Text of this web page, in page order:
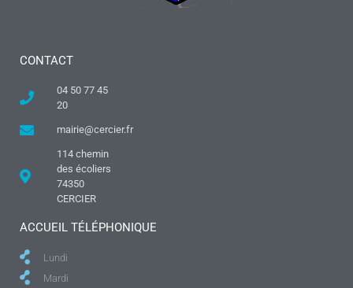
CONTACT
04 50 77 45
20
mairie@cercier.fr
114 chemin
des écoliers
74350
CERCIER
ACCUEIL TÉLÉPHONIQUE
Lundi
Mardi